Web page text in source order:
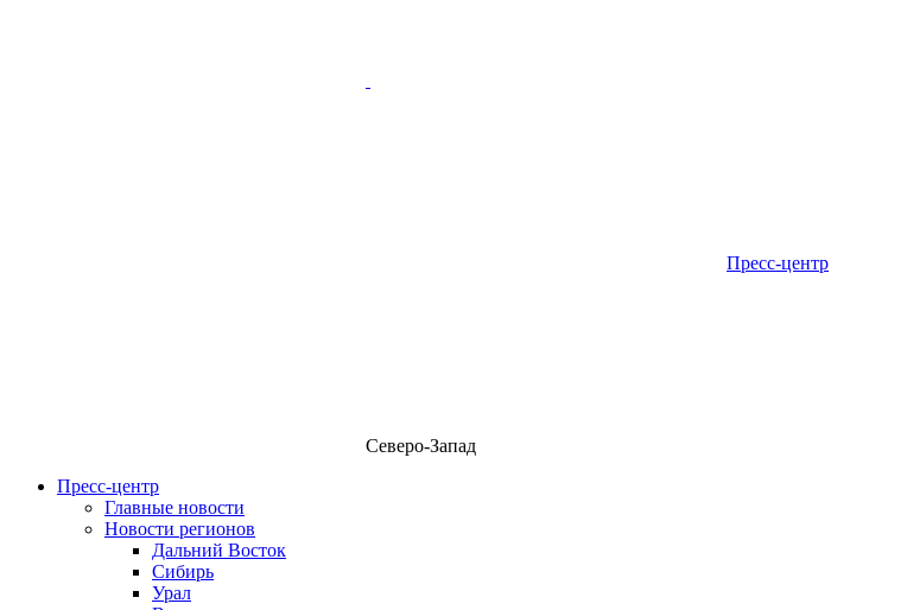
Пресс-центр
Северо-Запад
Пресс-центр
Главные новости
Новости регионов
Дальний Восток
Сибирь
Урал